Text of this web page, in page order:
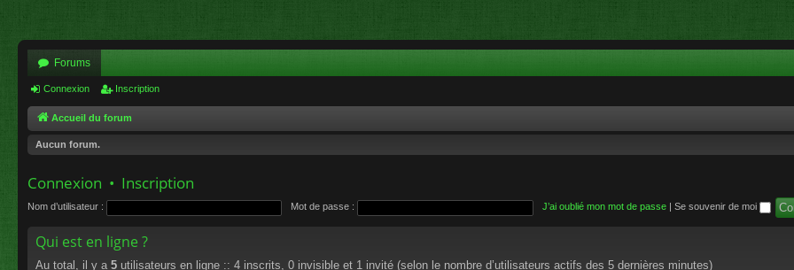
Forums
Connexion Inscription
Accueil du forum
Aucun forum.
Connexion • Inscription
Nom d’utilisateur : Mot de passe : J’ai oublié mon mot de passe Se souvenir de moi
Qui est en ligne ?
Au total, il y a 5 utilisateurs en ligne :: 4 inscrits, 0 invisible et 1 invité (selon le nombre d’utilisateurs actifs des 5 dernières minutes)